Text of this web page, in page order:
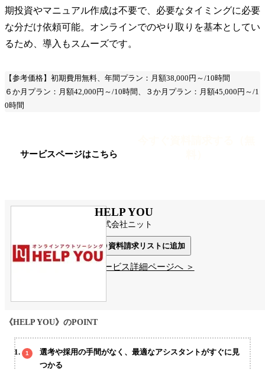
期投資やマニュアル作成は不要で、必要なタイミングに必要
な分だけ依頼可能。オンラインでのやり取りを基本としてい
るため、導入もスムーズです。
【参考価格】初期費用無料、年間プラン：月額38,000円～/10時間
６か月プラン：月額42,000円～/10時間、３か月プラン：月額45,000円～/1
0時間
サービスページはこちら
HELP YOU
株式会社ニット
資料請求リストに追加
サービス詳細ページへ ＞
《HELP YOU》のPOINT
選考や採用の手間がなく、最適なアシスタントがすぐに見
つかる